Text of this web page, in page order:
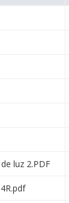
luz 2.PDF